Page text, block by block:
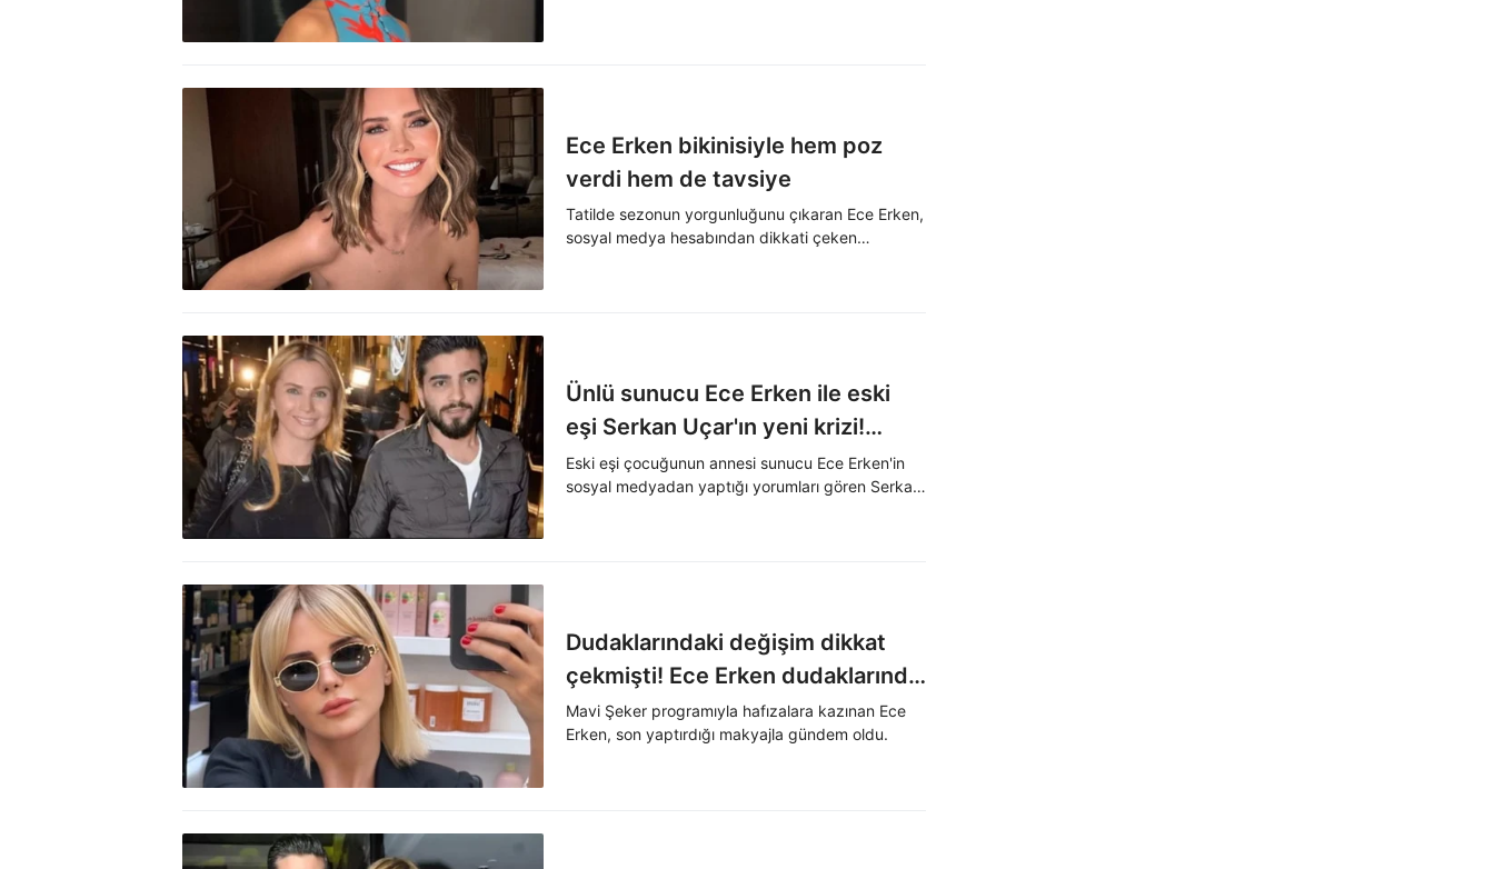
Ece Erken bikinisiyle hem poz
verdi hem de tavsiye
Tatilde sezonun yorgunluğunu çıkaran Ece Erken,
sosyal medya hesabından dikkati çeken
Ünlü sunucu Ece Erken ile eski
eşi Serkan Uçar'ın yeni krizi!
Yazdıklarından korkup adliyeye
gitti
Eski eşi çocuğunun annesi sunucu Ece Erken'in
sosyal medyadan yaptığı yorumları gören Serkan
Dudaklarındaki değişim dikkat
çekmişti! Ece Erken dudaklarında
dolgu olmadığını söyledi
Mavi Şeker programıyla hafızalara kazınan Ece
Erken, son yaptırdığı makyajla gündem oldu.